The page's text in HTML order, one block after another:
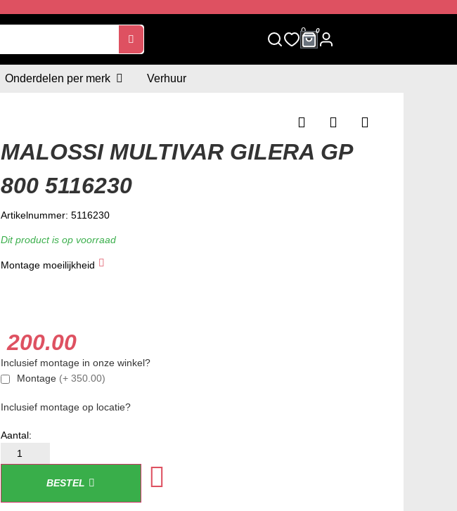
0 0
Onderdelen per merk Verhuur
MALOSSI MULTIVAR GILERA GP
800 5116230
Artikelnummer: 5116230
Dit product is op voorraad
Montage moeilijkheid
★ ★
200.00
Inclusief montage in onze winkel?
Montage (+ 350.00)
Inclusief montage op locatie?
BESTEL